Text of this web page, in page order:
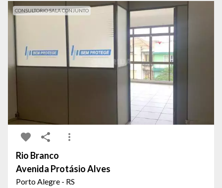
CONSULTORIO SALA CONJUNTO
Rio Branco
Avenida Protásio Alves
Porto Alegre - RS